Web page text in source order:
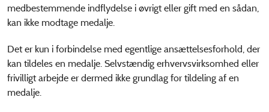
medbestemmende indflydelse i øvrigt eller gift med en sådan,
kan ikke modtage medalje.
Det er kun i forbindelse med egentlige ansættelsesforhold, der
kan tildeles en medalje. Selvstændig erhvervsvirksomhed eller
frivilligt arbejde er dermed ikke grundlag for tildeling af en
medalje.